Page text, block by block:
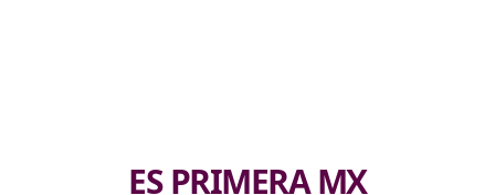
ES PRIMERA MX